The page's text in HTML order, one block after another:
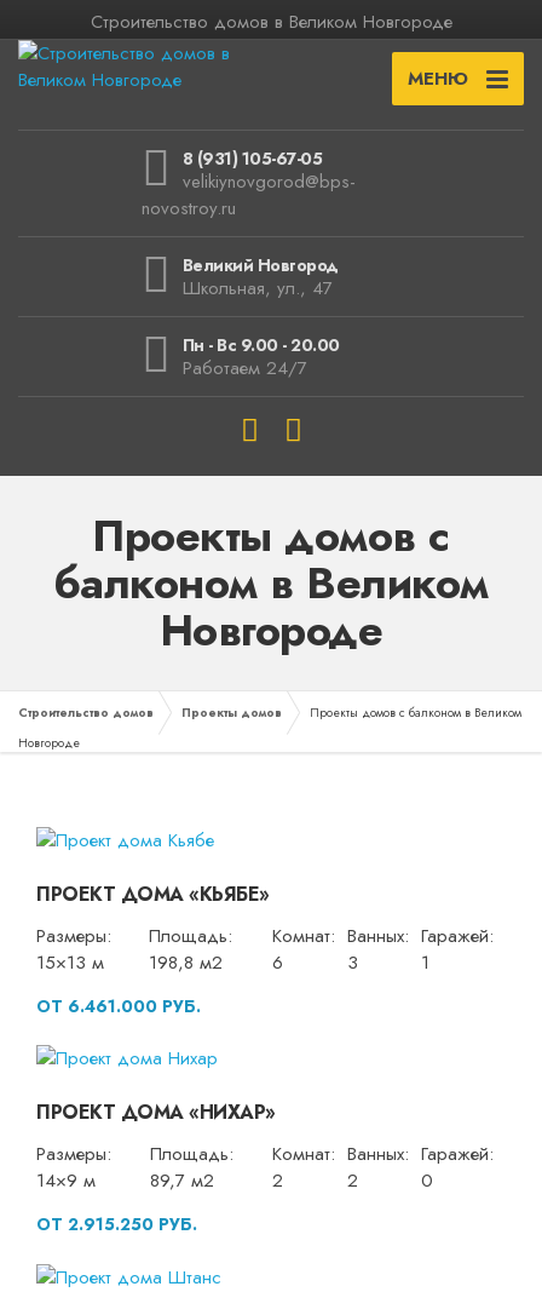
Строительство домов в Великом Новгороде
МЕНЮ
8 (931) 105-67-05
velikiynovgorod@bps-
novostroy.ru
Великий Новгород
Школьная, ул., 47
Пн - Вс 9.00 - 20.00
Работаем 24/7
Проекты домов с
балконом в Великом
Новгороде
Строительство домов Проекты домов
Проекты домов с балконом в Великом
Новгороде
ПРОЕКТ ДОМА «КЬЯБЕ»
Размеры:
15×13 м
Площадь:
198,8 м2
Комнат:
6
Ванных:
3
Гаражей:
1
ОТ 6.461.000 РУБ.
ПРОЕКТ ДОМА «НИХАР»
Размеры:
14×9 м
Площадь:
89,7 м2
Комнат:
2
Ванных:
2
Гаражей:
0
ОТ 2.915.250 РУБ.